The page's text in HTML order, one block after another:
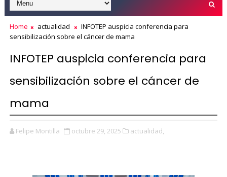
Home actualidad
INFOTEP auspicia conferencia para
sensibilización sobre el cáncer de mama
INFOTEP auspicia conferencia para
sensibilización sobre el cáncer de
mama
Felipe Montilla octubre 29, 2025 actualidad,